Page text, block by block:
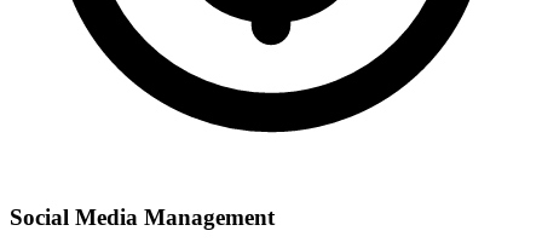
Social Media Management